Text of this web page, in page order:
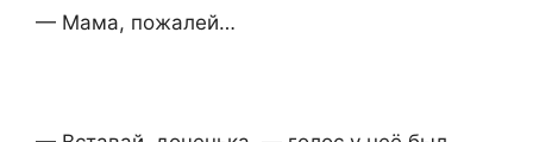
— Мама, пожалей…